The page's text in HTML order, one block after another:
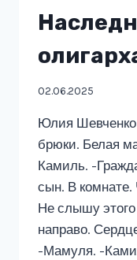
02.06.2025
Юлия
брюки. Белая
Камиль. -
сын. В
Не слышу
направо.
-Мамуля. -